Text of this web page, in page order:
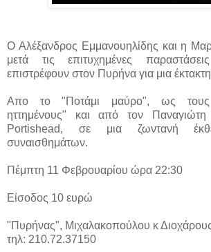
Ο Αλέξανδρος Εμμανουηλίδης και η
μετά τις επιτυχημένες
επιστρέφουν στον Πυρήνα για μια
Απο το "Ποτάμι μαύρο", ως τους
ηττημένους" και από τον
Portishead, σε μια ζωντανή
συναισθημάτων.
Πέμπτη 11 Φεβρουαρίου ώρα 22:30
Είσοδος 10 ευρώ
"Πυρήνας", Μιχαλακοπούλου κ
τηλ: 210.72.37150